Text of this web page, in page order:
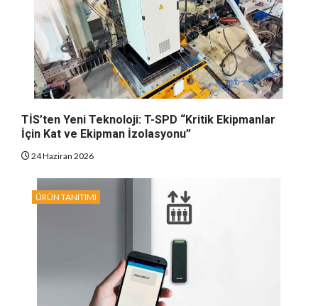
TİS’ten Yeni Teknoloji: T-SPD “Kritik Ekipmanlar
İçin Kat ve Ekipman İzolasyonu”
24 Haziran 2026
ÜRÜN TANITIMI